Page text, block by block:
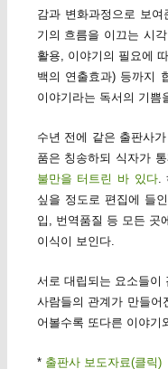
감과 변화과정으로 보
기의 흐름을 이끄는 시
활용, 이야기의 필요에
백의 연출효과) 등까지
이야기라는 독서의 기쁨
수년 전에 같은 출판사
품은 칭송하되 식자가
불만을 터트린 바 있다.
싶을 정도로 편집에 들
입, 번역품질 등 모든 곳
이식이 보인다.
서로 대립되는 요소들이
사람들의 관계가 만들
어볼수록 또다른 이야기
* 출판사 보도자료(클릭)